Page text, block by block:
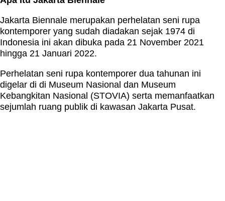
Jakarta Biennale merupakan perhelatan seni rupa
kontemporer yang sudah diadakan sejak 1974 di
Indonesia ini akan dibuka pada 21 November 2021
hingga 21 Januari 2022.
Perhelatan seni rupa kontemporer dua tahunan ini
digelar di di Museum Nasional dan Museum
Kebangkitan Nasional (STOVIA) serta memanfaatkan
sejumlah ruang publik di kawasan Jakarta Pusat.